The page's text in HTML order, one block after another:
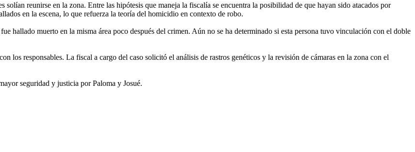
reunirse en la zona. Entre las hipótesis que maneja la fiscalía se encuentra la posibilidad de que hayan sido atacados por
en la escena, lo que refuerza la teoría del homicidio en contexto de robo.
hallado muerto en la misma área poco después del crimen. Aún no se ha determinado si esta persona tuvo vinculación con el doble
los responsables. La fiscal a cargo del caso solicitó el análisis de rastros genéticos y la revisión de cámaras en la zona con el
seguridad y justicia por Paloma y Josué.